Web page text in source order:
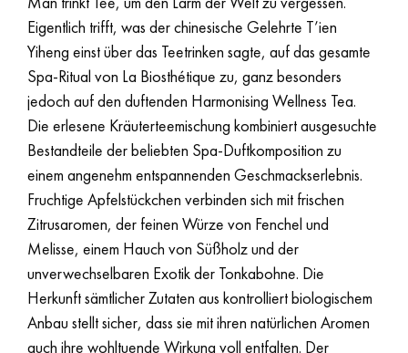
Eigentlich trifft, was der chinesische Gelehrte T’ien
Yiheng einst über das Teetrinken sagte, auf das gesamte
Spa-Ritual von La Biosthétique zu, ganz besonders
jedoch auf den duftenden Harmonising Wellness Tea.
Die erlesene Kräuterteemischung kombiniert ausgesuchte
Bestandteile der beliebten Spa-Duftkomposition zu
einem angenehm entspannenden Geschmackserlebnis.
Fruchtige Apfelstückchen verbinden sich mit frischen
Zitrusaromen, der feinen Würze von Fenchel und
Melisse, einem Hauch von Süßholz und der
unverwechselbaren Exotik der Tonkabohne. Die
Herkunft sämtlicher Zutaten aus kontrolliert biologischem
Anbau stellt sicher, dass sie mit ihren natürlichen Aromen
auch ihre wohltuende Wirkung voll entfalten. Der